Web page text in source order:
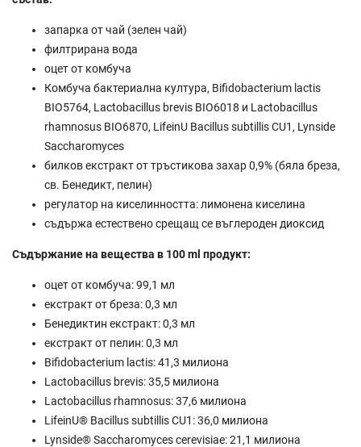
запарка от чай (зелен чай)
филтрирана вода
оцет от комбуча
Комбуча бактериална култура, Bifidobacterium lactis
BIO5764, Lactobacillus brevis BIO6018 и Lactobacillus
rhamnosus BIO6870, LifeinU Bacillus subtillis CU1, Lynside
Saccharomyces
билков екстракт от тръстикова захар 0,9% (бяла бреза,
св. Бенедикт, пелин)
регулатор на киселинността: лимонена киселина
съдържа естествено срещащ се въглероден диоксид
Съдържание на вещества в 100 ml продукт:
оцет от комбуча: 99,1 мл
екстракт от бреза: 0,3 мл
Бенедиктин екстракт: 0,3 мл
екстракт от пелин: 0,3 мл
Bifidobacterium lactis: 41,3 милиона
Lactobacillus brevis: 35,5 милиона
Lactobacillus rhamnosus: 37,6 милиона
LifeinU® Bacillus subtillis CU1: 36,0 милиона
Lynside® Saccharomyces cerevisiae: 21,1 милиона